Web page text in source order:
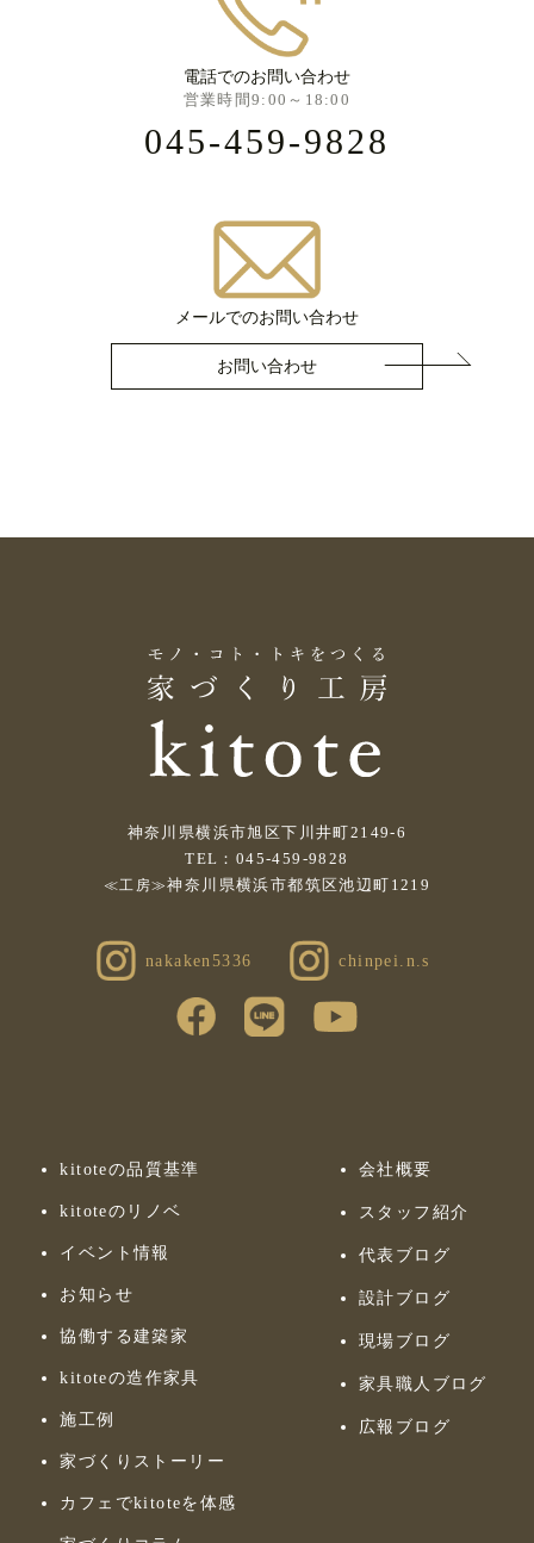
電話でのお問い合わせ
営業時間9:00～18:00
045-459-9828
メールでのお問い合わせ
お問い合わせ
神奈川県横浜市旭区下川井町2149-6
TEL：045-459-9828
≪工房≫神奈川県横浜市都筑区池辺町1219
nakaken5336 chinpei.n.s
kitoteの品質基準
kitoteのリノベ
イベント情報
お知らせ
協働する建築家
kitoteの造作家具
施工例
家づくりストーリー
カフェでkitoteを体感
会社概要
スタッフ紹介
代表ブログ
設計ブログ
現場ブログ
家具職人ブログ
広報ブログ